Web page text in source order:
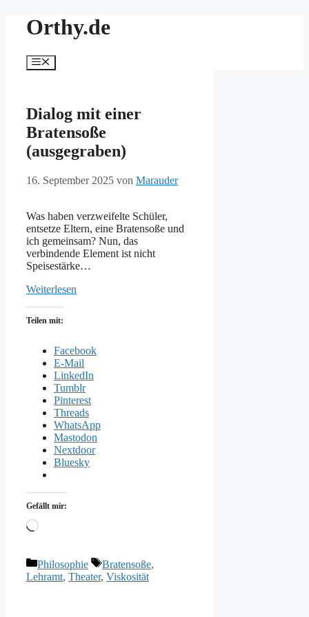
InhaltOrthy.de
Menü
Dialog mit einer
Bratensoße
(ausgegraben)
16. September 2025 von Marauder
Was haben verzweifelte Schüler,
entsetze Eltern, eine Bratensoße und
ich gemeinsam? Nun, das
verbindende Element ist nicht
Speisestärke…
Weiterlesen
Teilen mit:
Facebook
E-Mail
LinkedIn
Tumblr
Pinterest
Threads
WhatsApp
Mastodon
Nextdoor
Bluesky
Gefällt mir:
Wird
Kategorien
Philosophie Schlagwörter
Bratensoße,
Lehramt, Theater, Viskosität